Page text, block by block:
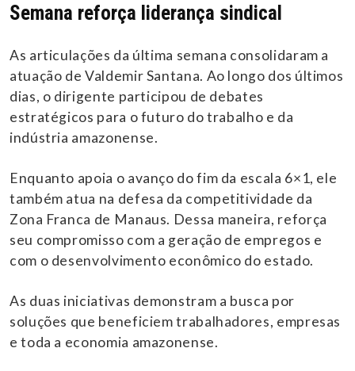
Semana reforça liderança sindical
As articulações da última semana consolidaram a
atuação de Valdemir Santana. Ao longo dos últimos
dias, o dirigente participou de debates
estratégicos para o futuro do trabalho e da
indústria amazonense.
Enquanto apoia o avanço do fim da escala 6×1, ele
também atua na defesa da competitividade da
Zona Franca de Manaus. Dessa maneira, reforça
seu compromisso com a geração de empregos e
com o desenvolvimento econômico do estado.
As duas iniciativas demonstram a busca por
soluções que beneficiem trabalhadores, empresas
e toda a economia amazonense.